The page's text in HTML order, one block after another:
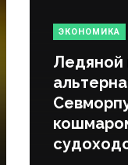
ЭКОНОМИКА
Ледяной